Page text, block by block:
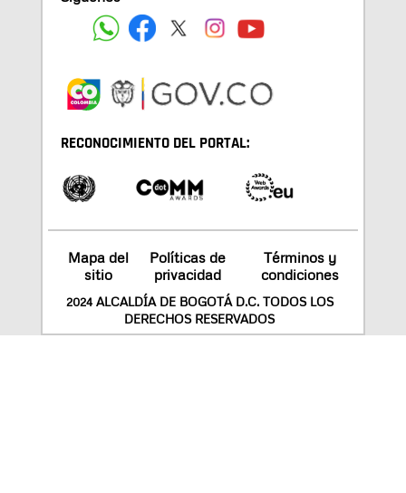
RECONOCIMIENTO DEL PORTAL:
Mapa del
sitio
Políticas de
privacidad
Términos y
condiciones
2024 ALCALDÍA DE BOGOTÁ D.C. TODOS LOS
DERECHOS RESERVADOS